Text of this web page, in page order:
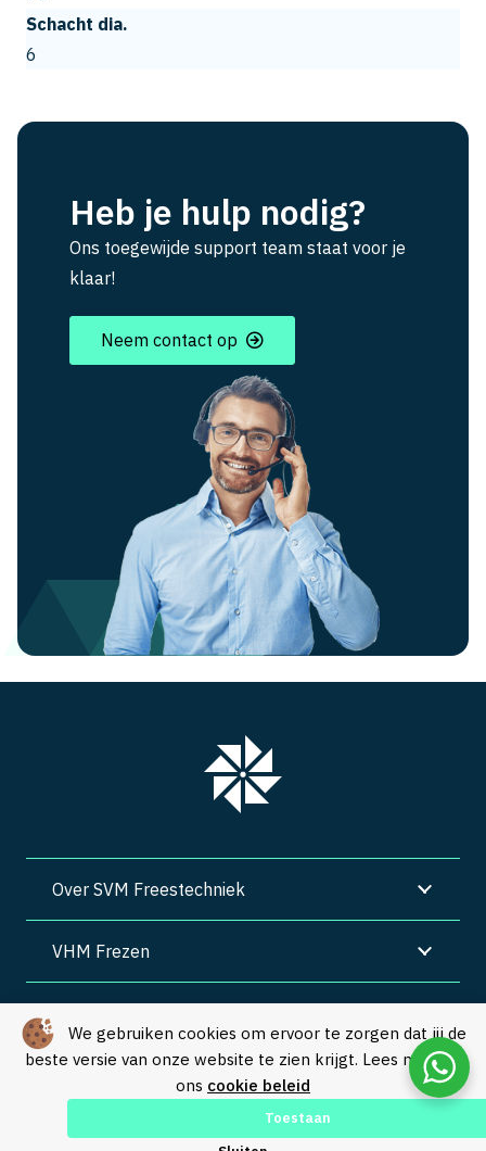
We gebruiken cookies om ervoor te zorgen dat jij de
beste versie van onze website te zien krijgt. Lees meer in
ons cookie beleid
Toestaan
Schacht dia.
6
Heb je hulp nodig?
Ons toegewijde support team staat voor je
klaar!
Neem contact op
Over SVM Freestechniek
VHM Frezen
Algemene voorwaarden | Privacy
© Copyright 2026 – SVM Freestechniek |
Webdesign by Yooker–
Made with 💙